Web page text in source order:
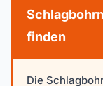
finden
Die